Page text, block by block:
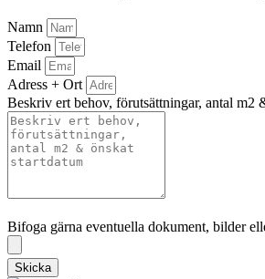
Namn
Telefon
Email
Adress + Ort
Beskriv ert behov, förutsättningar, antal m2
Bifoga gärna eventuella dokument, bilder
Skicka